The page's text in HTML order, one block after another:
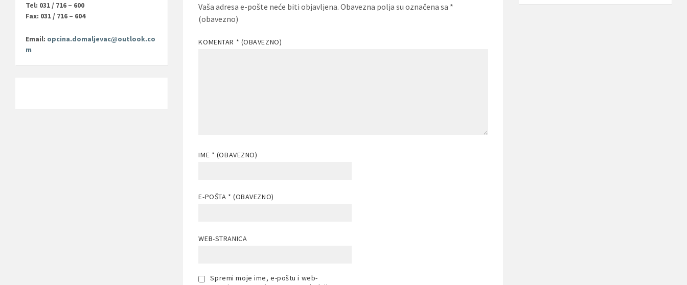
Vaša adresa e-pošte neće biti objavljena. Obavezna polja su označena sa *
(obavezno)
KOMENTAR * (OBAVEZNO)
IME * (OBAVEZNO)
E-POŠTA * (OBAVEZNO)
WEB-STRANICA
Spremi moje ime, e-poštu i web-
Tel: 031 / 716 – 600
Fax: 031 / 716 – 604
Email: opcina.domaljevac@outlook.co
m